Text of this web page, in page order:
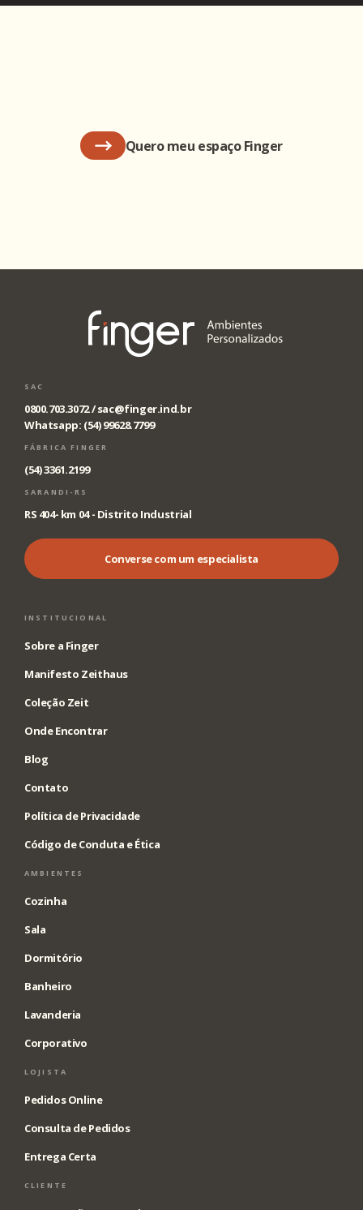
Quero meu espaço Finger
SAC
0800.703.3072 /sac@finger.ind.br
Whatsapp: (54) 99628.7799
FÁBRICA FINGER
(54) 3361.2199
SARANDI-RS
RS 404- km 04 - Distrito Industrial
Converse com um especialista
INSTITUCIONAL
Sobre a Finger
Manifesto Zeithaus
Coleção Zeit
Onde Encontrar
Blog
Contato
Política de Privacidade
Código de Conduta e Ética
AMBIENTES
Cozinha
Sala
Dormitório
Banheiro
Lavanderia
Corporativo
LOJISTA
Pedidos Online
Consulta de Pedidos
Entrega Certa
CLIENTE